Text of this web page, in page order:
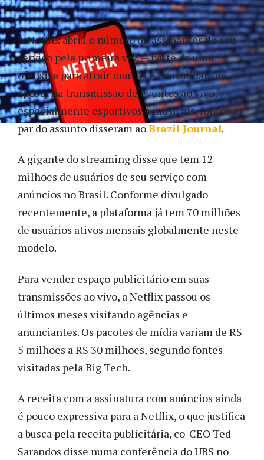
A Netflix abriu o número de assinantes de seu
serviço pela primeira vez — parte de uma
ofensiva para atrair marcas e consolidar sua
aposta na transmissão de eventos ao vivo,
especialmente esportivos e musicais, fontes a
par do assunto disseram aoBrazil Journal.
A gigante do streaming disse que tem 12
milhões de usuários de seu serviço com
anúncios no Brasil. Conforme divulgado
recentemente, a plataforma já tem 70 milhões
de usuários ativos mensais globalmente neste
modelo.
Para vender espaço publicitário em suas
transmissões ao vivo, a Netflix passou os
últimos meses visitando agências e
anunciantes. Os pacotes de mídia variam de R$
5 milhões a R$ 30 milhões, segundo fontes
visitadas pela Big Tech.
A receita com a assinatura com anúncios ainda
é pouco expressiva para a Netflix, o que justifica
a busca pela receita publicitária, co-CEO Ted
Sarandos disse numa conferência do UBS no